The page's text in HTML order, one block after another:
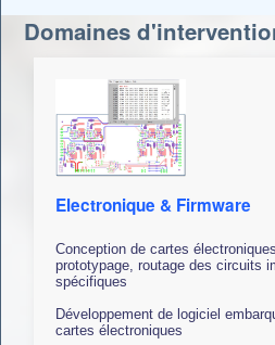
Domaines
Electronique & Firmware
Conception de cartes
prototypage, routage des circuits
spécifiques
Développement de logiciel
cartes électroniques